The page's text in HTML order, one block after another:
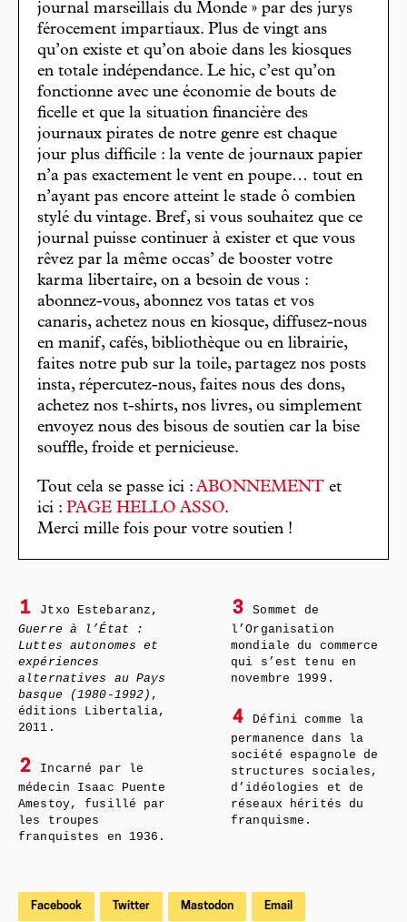
journal marseillais du Monde » par des jurys
férocement impartiaux. Plus de vingt ans
qu’on existe et qu’on aboie dans les kiosques
en totale indépendance. Le hic, c’est qu’on
fonctionne avec une économie de bouts de
ficelle et que la situation financière des
journaux pirates de notre genre est chaque
jour plus difficile : la vente de journaux papier
n’a pas exactement le vent en poupe… tout en
n’ayant pas encore atteint le stade ô combien
stylé du vintage. Bref, si vous souhaitez que ce
journal puisse continuer à exister et que vous
rêvez par la même occas’ de booster votre
karma libertaire, on a besoin de vous :
abonnez-vous, abonnez vos tatas et vos
canaris, achetez nous en kiosque, diffusez-nous
en manif, cafés, bibliothèque ou en librairie,
faites notre pub sur la toile, partagez nos posts
insta, répercutez-nous, faites nous des dons,
achetez nos t-shirts, nos livres, ou simplement
envoyez nous des bisous de soutien car la bise
souffle, froide et pernicieuse.
Tout cela se passe ici : ABONNEMENT et
ici : PAGE HELLO ASSO.
Merci mille fois pour votre soutien !
1
Jtxo Estebaranz,
Guerre à l’État :
Luttes autonomes et
expériences
alternatives au Pays
basque (1980-1992) ,
éditions Libertalia,
2011.
2
Incarné par le
médecin Isaac Puente
Amestoy, fusillé par
les troupes
franquistes en 1936.
3
Sommet de
l’Organisation
mondiale du commerce
qui s’est tenu en
novembre 1999.
4
Défini comme la
permanence dans la
société espagnole de
structures sociales,
d’idéologies et de
réseaux hérités du
franquisme.
Facebook Twitter Mastodon Email